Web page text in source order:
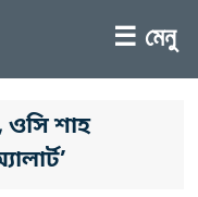
☰ মেনু
শাহ